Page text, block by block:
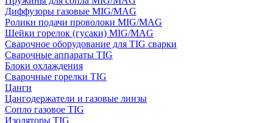
Диффузоры газовые MIG/MAG
Ролики подачи проволоки MIG/MAG
Шейки горелок (гусаки) MIG/MAG
Сварочное оборудование для TIG сварки
Сварочные аппараты TIG
Блоки охлаждения
Сварочные горелки TIG
Цанги
Цангодержатели и газовые линзы
Сопло газовое TIG
Изоляторы TIG